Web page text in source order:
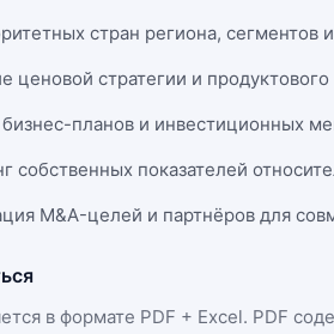
стран региона,
ценовой стратегии и
бизнес-планов и инвестиционных
собственных показателей
M&A-целей и партнёров для
в формате PDF + Excel. PDF